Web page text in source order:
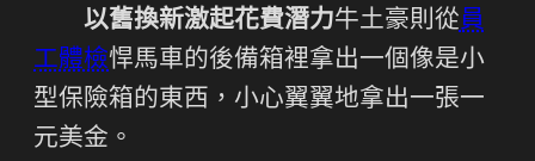
以舊換新激起花費潛力牛土豪則從員
工體檢悍馬車的後備箱裡拿出一個像是小
型保險箱的東西，小心翼翼地拿出一張一
元美金。